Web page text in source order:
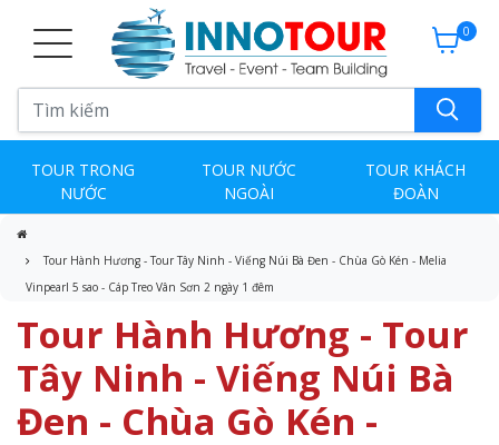
0
TOUR TRONG
NƯỚC
TOUR NƯỚC
NGOÀI
TOUR KHÁCH
ĐOÀN
Tour Hành Hương - Tour Tây Ninh - Viếng Núi Bà Đen - Chùa Gò Kén - Melia
Vinpearl 5 sao - Cáp Treo Vân Sơn 2 ngày 1 đêm
Tour Hành Hương - Tour
Tây Ninh - Viếng Núi Bà
Đen - Chùa Gò Kén -